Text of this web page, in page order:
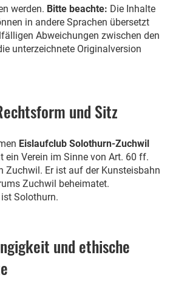
werden. Bitte beachte: Die Inhalte
in andere Sprachen übersetzt
Abweichungen zwischen den
unterzeichnete Originalversion
und Sitz
Eislaufclub Solothurn-Zuchwil
ein Verein im Sinne von Art. 60 ff.
Zuchwil. Er ist auf der Kunsteisbahn
Zuchwil beheimatet.
Solothurn.
und ethische